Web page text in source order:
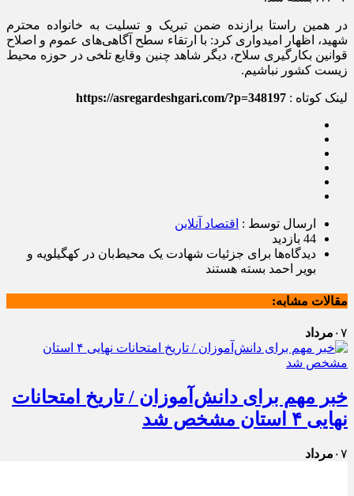
در همین راستا برازنده ضمن تبریک و تسلیت به خانواده محترم
شهید، اظهار امیدواری کرد: با ارتقاء سطح آگاهی‌های عموم و اصلاح
قوانین بکارگیری سلاح، دیگر شاهد چنین وقایع تلخی در حوزه محیط
زیست کشور نباشیم.
لینک کوتاه : https://asregardeshgari.com/?p=348197
ارسال توسط : اقتصاد آنلاین
44 بازدید
دیدگاه‌ها برای جزئیات شهادت یک محیط‌بان در کهگیلویه و
بویر احمد بسته هستند
مقالات مشابه:
۰۷ مرداد
خبر مهم برای دانش‌آموزان / تاریخ امتحانات
نهایی ۴ استان مشخص شد
۰۷ مرداد